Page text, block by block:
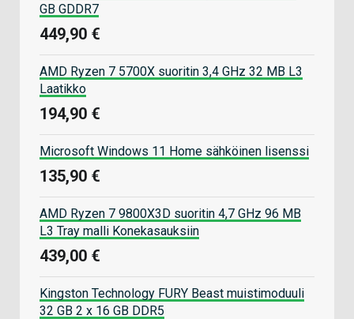
GB GDDR7
449,90 €
AMD Ryzen 7 5700X suoritin 3,4 GHz 32 MB L3
Laatikko
194,90 €
Microsoft Windows 11 Home sähköinen lisenssi
135,90 €
AMD Ryzen 7 9800X3D suoritin 4,7 GHz 96 MB
L3 Tray malli Konekasauksiin
439,00 €
Kingston Technology FURY Beast muistimoduuli
32 GB 2 x 16 GB DDR5